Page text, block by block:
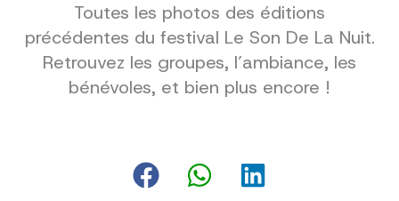
Toutes les photos des éditions
précédentes du festival Le Son De La Nuit.
Retrouvez les groupes, l’ambiance, les
bénévoles, et bien plus encore !